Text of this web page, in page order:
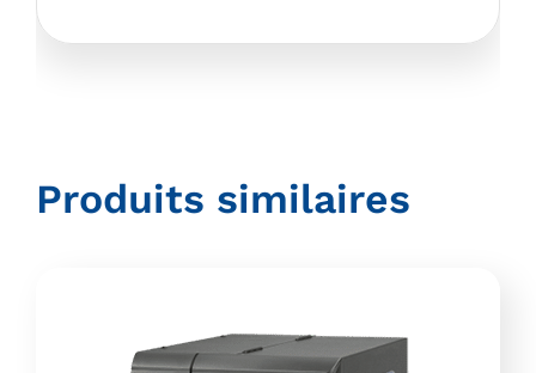
Produits similaires